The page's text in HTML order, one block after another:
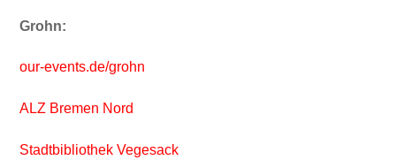
Grohn:
our-events.de/grohn
ALZ Bremen Nord
Stadtbibliothek Vegesack